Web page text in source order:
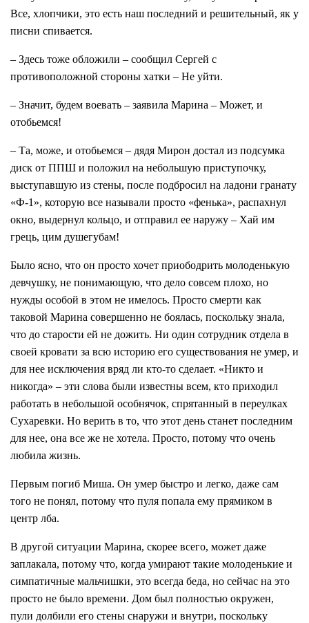
Все, хлопчики, это есть наш последний и решительный, як у
писни спивается.
– Здесь тоже обложили – сообщил Сергей с
противоположной стороны хатки – Не уйти.
– Значит, будем воевать – заявила Марина – Может, и
отобьемся!
– Та, може, и отобьемся – дядя Мирон достал из подсумка
диск от ППШ и положил на небольшую приступочку,
выступавшую из стены, после подбросил на ладони гранату
«Ф-1», которую все называли просто «фенька», распахнул
окно, выдернул кольцо, и отправил ее наружу – Хай им
грець, цим душегубам!
Было ясно, что он просто хочет приободрить молоденькую
девчушку, не понимающую, что дело совсем плохо, но
нужды особой в этом не имелось. Просто смерти как
таковой Марина совершенно не боялась, поскольку знала,
что до старости ей не дожить. Ни один сотрудник отдела в
своей кровати за всю историю его существования не умер, и
для нее исключения вряд ли кто-то сделает. «Никто и
никогда» – эти слова были известны всем, кто приходил
работать в небольшой особнячок, спрятанный в переулках
Сухаревки. Но верить в то, что этот день станет последним
для нее, она все же не хотела. Просто, потому что очень
любила жизнь.
Первым погиб Миша. Он умер быстро и легко, даже сам
того не понял, потому что пуля попала ему прямиком в
центр лба.
В другой ситуации Марина, скорее всего, может даже
заплакала, потому что, когда умирают такие молоденькие и
симпатичные мальчишки, это всегда беда, но сейчас на это
просто не было времени. Дом был полностью окружен,
пули долбили его стены снаружи и внутри, поскольку